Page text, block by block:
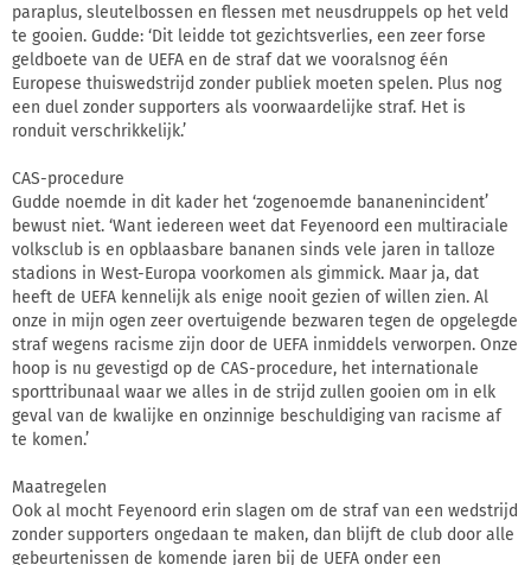
paraplus, sleutelbossen en flessen met neusdruppels op het veld
te gooien. Gudde: ‘Dit leidde tot gezichtsverlies, een zeer forse
geldboete van de UEFA en de straf dat we vooralsnog één
Europese thuiswedstrijd zonder publiek moeten spelen. Plus nog
een duel zonder supporters als voorwaardelijke straf. Het is
ronduit verschrikkelijk.’
CAS-procedure
Gudde noemde in dit kader het ‘zogenoemde bananenincident’
bewust niet. ‘Want iedereen weet dat Feyenoord een multiraciale
volksclub is en opblaasbare bananen sinds vele jaren in talloze
stadions in West-Europa voorkomen als gimmick. Maar ja, dat
heeft de UEFA kennelijk als enige nooit gezien of willen zien. Al
onze in mijn ogen zeer overtuigende bezwaren tegen de opgelegde
straf wegens racisme zijn door de UEFA inmiddels verworpen. Onze
hoop is nu gevestigd op de CAS-procedure, het internationale
sporttribunaal waar we alles in de strijd zullen gooien om in elk
geval van de kwalijke en onzinnige beschuldiging van racisme af
te komen.’
Maatregelen
Ook al mocht Feyenoord erin slagen om de straf van een wedstrijd
zonder supporters ongedaan te maken, dan blijft de club door alle
gebeurtenissen de komende jaren bij de UEFA onder een